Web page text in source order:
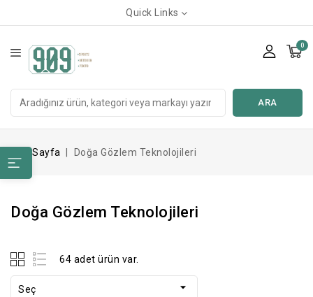
Quick Links
0
ARA
Ana Sayfa Doğa Gözlem Teknolojileri
Doğa Gözlem Teknolojileri
64 adet ürün var.
Seç 